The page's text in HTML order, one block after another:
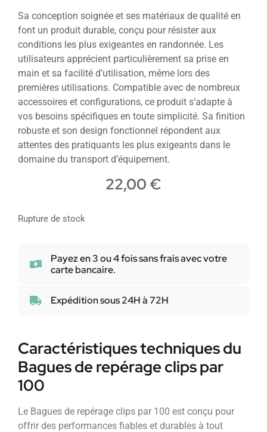
Sa conception soignée et ses matériaux de qualité en
font un produit durable, conçu pour résister aux
conditions les plus exigeantes en randonnée. Les
utilisateurs apprécient particulièrement sa prise en
main et sa facilité d’utilisation, même lors des
premières utilisations. Compatible avec de nombreux
accessoires et configurations, ce produit s’adapte à
vos besoins spécifiques en toute simplicité. Sa finition
robuste et son design fonctionnel répondent aux
attentes des pratiquants les plus exigeants dans le
domaine du transport d’équipement.
22,00 €
Rupture de stock
Payez en 3 ou 4 fois sans frais avec votre
carte bancaire.
Expédition sous 24H à 72H
Caractéristiques techniques du
Bagues de repérage clips par
100
Le Bagues de repérage clips par 100 est conçu pour
offrir des performances fiables et durables à tout